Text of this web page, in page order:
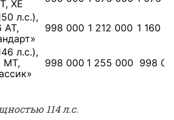
ХЕ
л.с.),
АТ,
998 000 1 212 000 1 160
л.с.),
МТ,
998 000 1 255 000 998
114 л.с.